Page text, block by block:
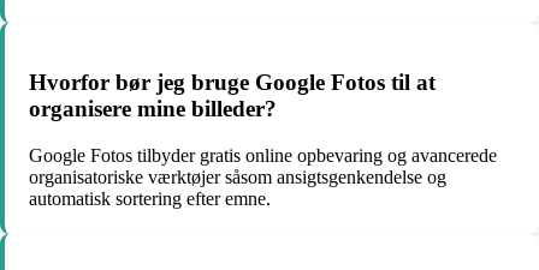
Hvorfor bør jeg bruge Google Fotos til at
organisere mine billeder?
Google Fotos tilbyder gratis online opbevaring og avancerede
organisatoriske værktøjer såsom ansigtsgenkendelse og
automatisk sortering efter emne.